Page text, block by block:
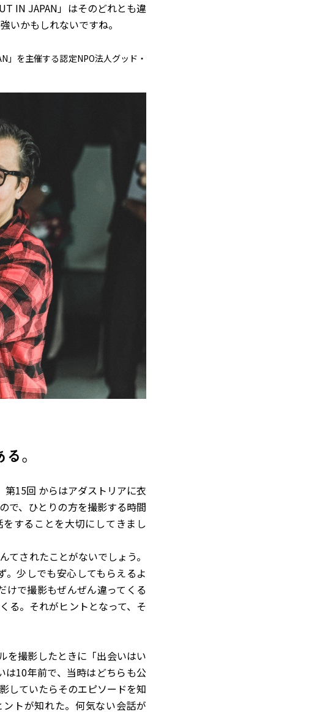
IN JAPAN」はそのどれとも違
いかもしれないですね。
」を主催する認定NPO法人グッド・
。
第15回 からはアダストリアに衣
で、ひとりの方を撮影する時間
することを大切にしてきまし
されたことがないでしょう。
少しでも安心してもらえるよ
けで撮影もぜんぜん違ってくる
る。それがヒントとなって、そ
を撮影したときに「出会いはい
10年前で、当時はどちらも公
していたらそのエピソードを知
トが知れた。何気ない会話が